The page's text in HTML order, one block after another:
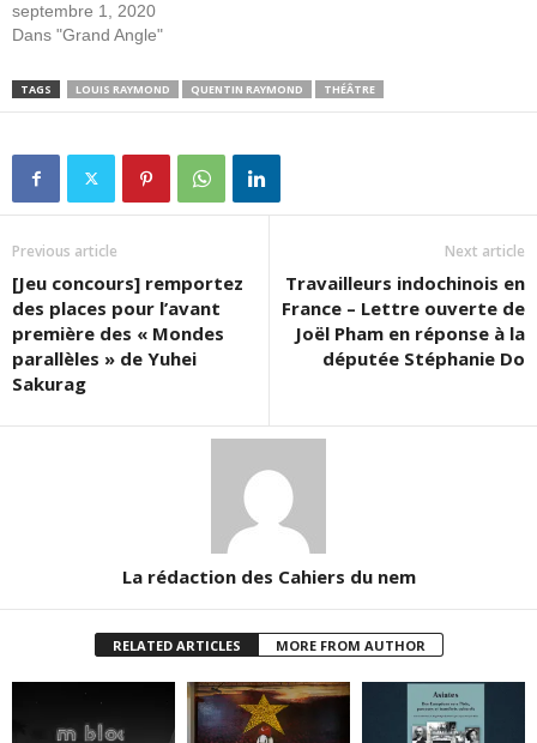
septembre 1, 2020
Dans "Grand Angle"
TAGS LOUIS RAYMOND QUENTIN RAYMOND THÉÂTRE
Previous article
[Jeu concours] remportez
des places pour l’avant
première des « Mondes
parallèles » de Yuhei
Sakurag
Next article
Travailleurs indochinois en
France – Lettre ouverte de
Joël Pham en réponse à la
députée Stéphanie Do
La rédaction des Cahiers du nem
RELATED ARTICLES MORE FROM AUTHOR